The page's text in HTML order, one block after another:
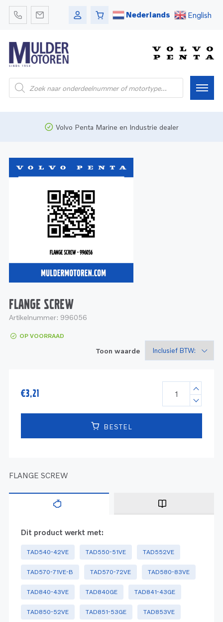
Nederlands English
Onderdelen
Bedrijfsvaart
Onderdelen
Motoren
Onderdelen
Service
Motoren
Service en onderhoud
Reman - Bedrijfsvaart
Volvo Penta Marine en Industrie dealer
FLANGE SCREW
Artikelnummer: 996056
OP VOORRAAD
Toon waarde
€3,21
BESTEL
FLANGE SCREW
Dit product werkt met:
TAD540-42VE TAD550-51VE TAD552VE
TAD570-71VE-B TAD570-72VE TAD580-83VE
TAD840-43VE TAD840GE TAD841-43GE
TAD850-52VE TAD851-53GE TAD853VE